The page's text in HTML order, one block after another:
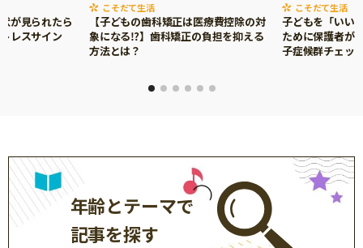
が見られたら
レスサイン
こそだて生活
【子どもの歯科矯正は医療費控除の対
象になる⁉】歯科矯正の負担を抑える
方法とは？
こそだて生活
子どもを「いい
ために保護者が
子症候群チェッ
年齢とテーマで
記事を探す